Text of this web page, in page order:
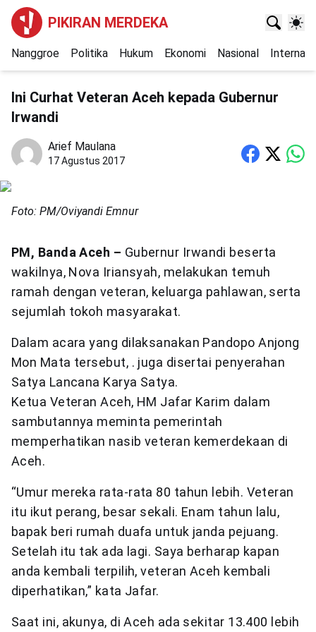
PIKIRAN MERDEKA
Nanggroe Politika Hukum Ekonomi Nasional
Ini Curhat Veteran Aceh kepada Gubernur
Irwandi
Arief Maulana
17 Agustus 2017
Foto: PM/Oviyandi Emnur
PM, Banda Aceh – Gubernur Irwandi beserta
wakilnya, Nova Iriansyah, melakukan temuh
ramah dengan veteran, keluarga pahlawan, serta
sejumlah tokoh masyarakat.
Dalam acara yang dilaksanakan Pandopo Anjong
Mon Mata tersebut, . juga disertai penyerahan
Satya Lancana Karya Satya.
Ketua Veteran Aceh, HM Jafar Karim dalam
sambutannya meminta pemerintah
memperhatikan nasib veteran kemerdekaan di
Aceh.
“Umur mereka rata-rata 80 tahun lebih. Veteran
itu ikut perang, besar sekali. Enam tahun lalu,
bapak beri rumah duafa untuk janda pejuang.
Setelah itu tak ada lagi. Saya berharap kapan
anda kembali terpilih, veteran Aceh kembali
diperhatikan,” kata Jafar.
Saat ini, akunya, di Aceh ada sekitar 13.400 lebih